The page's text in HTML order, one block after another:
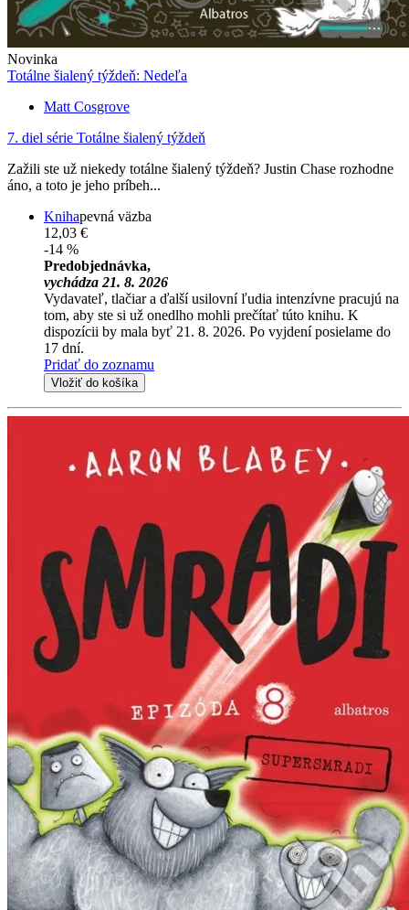
Novinka
Totálne šialený týždeň: Nedeľa
Matt Cosgrove
7. diel série Totálne šialený týždeň
Zažili ste už niekedy totálne šialený týždeň? Justin Chase rozhodne
áno, a toto je jeho príbeh...
Knihapevná väzba
12,03 €
-14 %
Predobjednávka,
vychádza 21. 8. 2026
Vydavateľ, tlačiar a ďalší usilovní ľudia intenzívne pracujú na
tom, aby ste si už onedlho mohli prečítať túto knihu. K
dispozícii by mala byť 21. 8. 2026. Po vyjdení posielame do
17 dní.
Pridať do zoznamu
Vložiť do košíka